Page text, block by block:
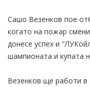
Сашо Везенков пое
когато на пожар
донесе успех и
шампионата и купата
Везенков ще работи